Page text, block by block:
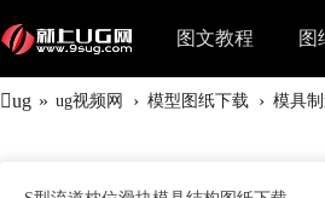
图文教程 图
ug » ug视频网 › 模型图纸下载 › 模具